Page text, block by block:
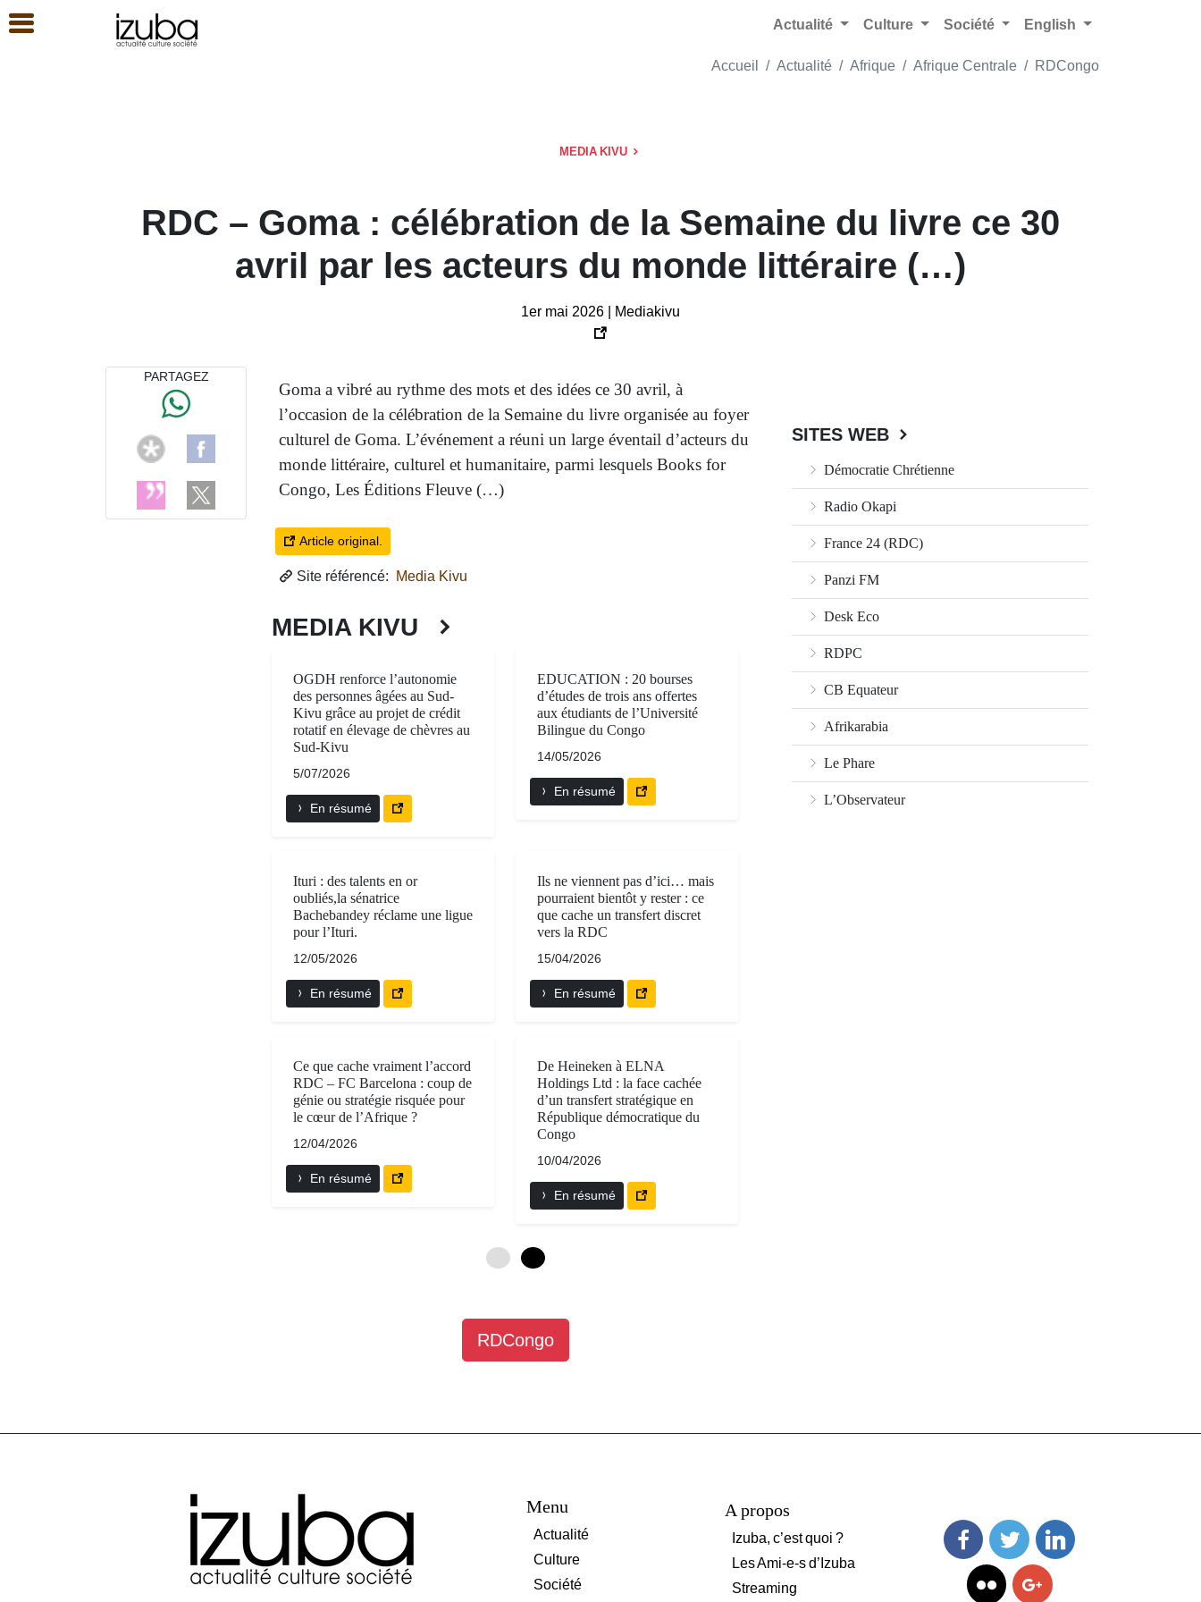
Actualité Culture Société English
Accueil Actualité Afrique Afrique Centrale RDCongo
MEDIA KIVU
RDC – Goma : célébration de la Semaine du livre ce 30
avril par les acteurs du monde littéraire (…)
1er mai 2026 | Mediakivu
Goma a vibré au rythme des mots et des idées ce 30 avril, à
l’occasion de la célébration de la Semaine du livre organisée au foyer
culturel de Goma. L’événement a réuni un large éventail d’acteurs du
monde littéraire, culturel et humanitaire, parmi lesquels Books for
Congo, Les Éditions Fleuve (…)
Article original.
Site référencé: Media Kivu
MEDIA KIVU
OGDH renforce l’autonomie
des personnes âgées au Sud-
Kivu grâce au projet de crédit
rotatif en élevage de chèvres au
Sud-Kivu
5/07/2026
En résumé
EDUCATION : 20 bourses
d’études de trois ans offertes
aux étudiants de l’Université
Bilingue du Congo
14/05/2026
En résumé
Ituri : des talents en or
oubliés,la sénatrice
Bachebandey réclame une ligue
pour l’Ituri.
12/05/2026
En résumé
Ils ne viennent pas d’ici… mais
pourraient bientôt y rester : ce
que cache un transfert discret
vers la RDC
15/04/2026
En résumé
Ce que cache vraiment l’accord
RDC – FC Barcelona : coup de
génie ou stratégie risquée pour
le cœur de l’Afrique ?
12/04/2026
En résumé
De Heineken à ELNA
Holdings Ltd : la face cachée
d’un transfert stratégique en
République démocratique du
Congo
10/04/2026
En résumé
RDCongo
PARTAGEZ
SITES WEB
Démocratie Chrétienne
Radio Okapi
France 24 (RDC)
Panzi FM
Desk Eco
RDPC
CB Equateur
Afrikarabia
Le Phare
L’Observateur
Menu
Actualité
Culture
Société
A propos
Izuba, c’est quoi ?
Les Ami-e-s d’Izuba
Streaming
FacebookTwitter